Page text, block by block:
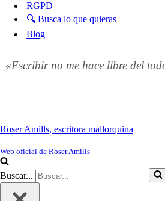
RGPD
🔍 Busca lo que quieras
Blog
«Escribir no me hace libre del
Roser Amills, escritora mallorquina
Web oficial de Roser Amills
Buscar...